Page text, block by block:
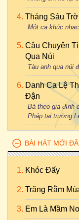
Tháng Sáu
Một ca khúc
Câu Chuyện
Qua Núi
Tàu anh qua núi
Danh Ca Lệ
Đận
Bà theo gia đình
Pháp tại trường
BÀI HÁT MỚI
Khóc Đấy
Trăng Rằm
Em Là Mầm